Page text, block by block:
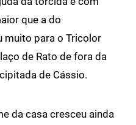
que a do
muito para o Tricolor
de Rato de fora da
de Cássio.
da casa cresceu ainda